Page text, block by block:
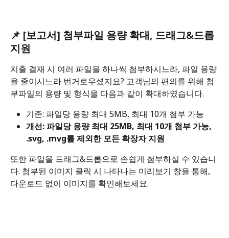
📌 [보고서] 첨부파일 용량 확대, 드래그&드롭
지원
지출 결재 시 여러 파일을 하나씩 첨부하시느라, 파일 용량
을 줄이시느라 번거로우셨지요? 고객님의 편의를 위해 첨
부파일의 용량 및 형식을 다음과 같이 확대하였습니다.
기존: 파일당 용량 최대 5MB, 최대 10개 첨부 가능
개선: 파일당 용량 최대 25MB, 최대 10개 첨부 가능,
.svg, .mvg를 제외한 모든 확장자 지원​
또한 파일을 드래그&드롭으로 손쉽게 첨부하실 수 있습니
다. 첨부된 이미지 클릭 시 나타나는 미리보기 창을 통해,
다운로드 없이 이미지를 확인해보세요.